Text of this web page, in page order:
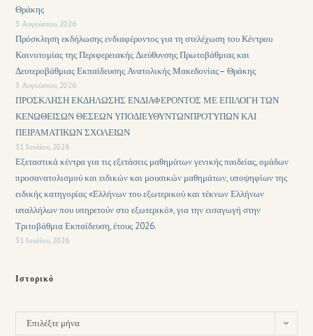
Θράκης
3 Αυγούστου, 2026
Πρόσκληση εκδήλωσης ενδιαφέροντος για τη στελέχωση του Κέντρου
Καινοτομίας της Περιφερειακής Διεύθυνσης Πρωτοβάθμιας και
Δευτεροβάθμιας Εκπαίδευσης Ανατολικής Μακεδονίας– Θράκης
3 Αυγούστου, 2026
ΠΡΟΣΚΛΗΣΗ ΕΚΔΗΛΩΣΗΣ ΕΝΔΙΑΦΕΡΟΝΤΟΣ ΜΕ ΕΠΙΛΟΓΗ ΤΩΝ
ΚΕΝΩΘΕΙΣΩΝ ΘΕΣΕΩΝ ΥΠΟΔΙΕΥΘΥΝΤΩΝΠΡΟΤΥΠΩΝ ΚΑΙ
ΠΕΙΡΑΜΑΤΙΚΩΝ ΣΧΟΛΕΙΩΝ
31 Ιουλίου, 2026
Εξεταστικά κέντρα για τις εξετάσεις μαθημάτων γενικής παιδείας, ομάδων
προσανατολισμού και ειδικών και μουσικών μαθημάτων, υποψηφίων της
ειδικής κατηγορίας «Ελλήνων του εξωτερικού και τέκνων Ελλήνων
υπαλλήλων που υπηρετούν στο εξωτερικό», για την εισαγωγή στην
Τριτοβάθμια Εκπαίδευση, έτους 2026.
31 Ιουλίου, 2026
Ιστορικό
Επιλέξτε μήνα